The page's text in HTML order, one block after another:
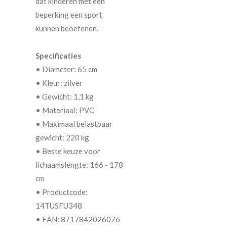
beperking een sport
kunnen beoefenen.
Specificaties
• Diameter: 65 cm
• Kleur: zilver
• Gewicht: 1,1 kg
• Materiaal: PVC
• Maximaal belastbaar
gewicht: 220 kg
• Beste keuze voor
lichaamslengte: 166 - 178
cm
• Productcode:
14TUSFU348
• EAN: 8717842026076